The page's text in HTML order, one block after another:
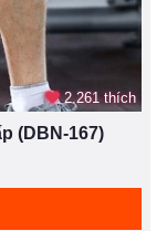
2.261 thích
(DBN-167)